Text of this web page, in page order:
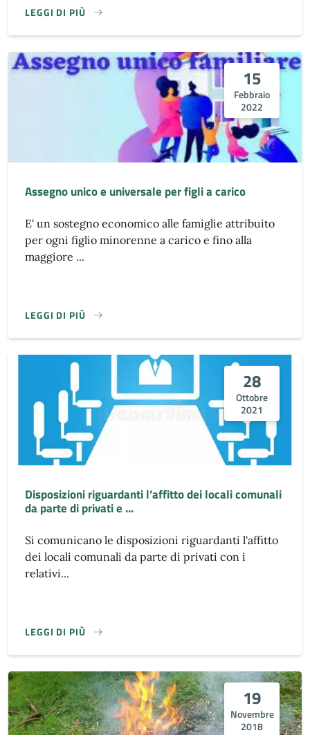
LEGGI DI PIÙ
15
Febbraio
2022
Assegno unico e universale per figli a carico
E' un sostegno economico alle famiglie attribuito
per ogni figlio minorenne a carico e fino alla
maggiore ...
LEGGI DI PIÙ
28
Ottobre
2021
Disposizioni riguardanti l’affitto dei locali comunali
da parte di privati e ...
Si comunicano le disposizioni riguardanti l'affitto
dei locali comunali da parte di privati con i
relativi...
LEGGI DI PIÙ
19
Novembre
2018